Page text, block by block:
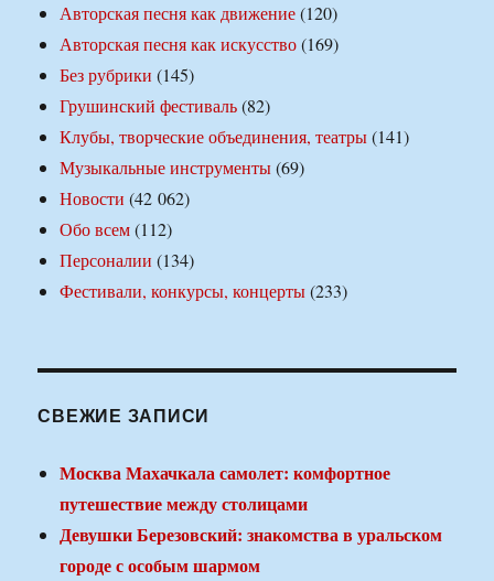
Авторская песня как движение(120)
Авторская песня как искусство(169)
Без рубрики (145)
Грушинский фестиваль(82)
Клубы, творческие объединения, театры(141)
Музыкальные инструменты(69)
Новости (42 062)
Обо всем(112)
Персоналии (134)
Фестивали, конкурсы, концерты(233)
СВЕЖИЕ ЗАПИСИ
Москва Махачкала самолет: комфортное
путешествие между столицами
Девушки Березовский: знакомства в уральском
городе с особым шармом